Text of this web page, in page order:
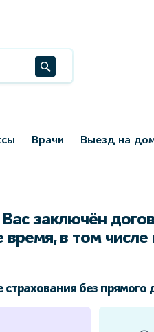
Врачи Выезд на
заключён
в том
без прямого